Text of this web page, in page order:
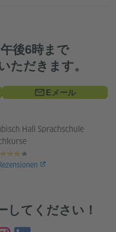
後6時まで
ただきます。
Eメール
Hall Sprachschule
してください！